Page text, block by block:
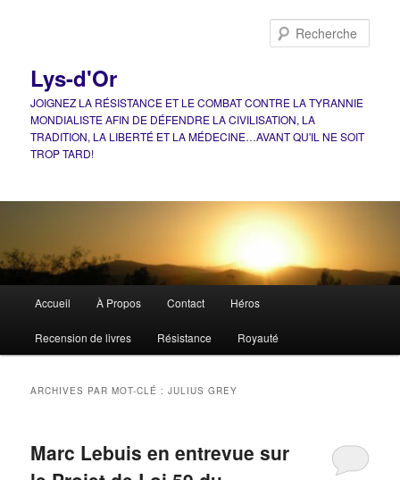
Lys-d'Or
JOIGNEZ LA RÉSISTANCE ET LE COMBAT CONTRE LA TYRANNIE
MONDIALISTE AFIN DE DÉFENDRE LA CIVILISATION, LA
TRADITION, LA LIBERTÉ ET LA MÉDECINE…AVANT QU'IL NE SOIT
TROP TARD!
principal
Accueil À Propos Contact Héros
Recension de livres Résistance Royauté
ARCHIVES PAR MOT-CLÉ :JULIUS GREY
Marc Lebuis en entrevue sur